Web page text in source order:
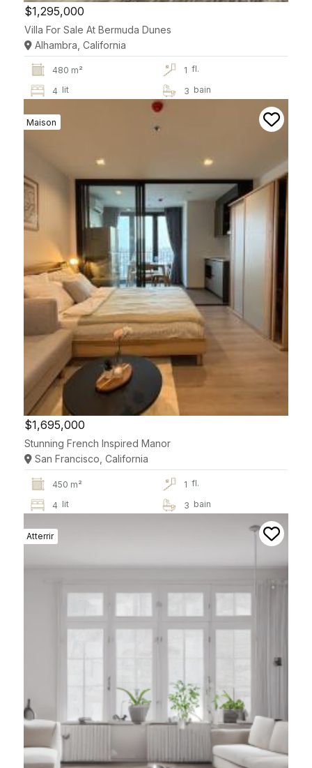
$1,295,000
Villa For Sale At Bermuda Dunes
Alhambra, California
480 m² 1 fl.
4 lit 3 bain
Maison
$1,695,000
Stunning French Inspired Manor
San Francisco, California
450 m² 1 fl.
4 lit 3 bain
Atterrir